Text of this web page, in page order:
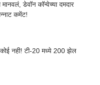
डेवॉन कॉन्वेच्या दमदार
कमेंट!
नही! टी-20 मध्ये 200 झेल